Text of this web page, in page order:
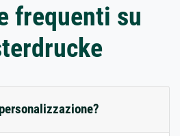
frequenti su